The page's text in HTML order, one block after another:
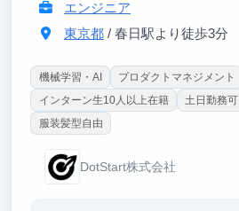
エンジニア
東京都/ 春日駅より徒歩3分
機械学習・AI
プロダクトマネジメント
インターン生10人以上在籍
土日勤務可
服装髪型自由
DotStart株式会社